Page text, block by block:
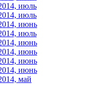
июль
июль
июнь
июль
июнь
июнь
июнь
июнь
май